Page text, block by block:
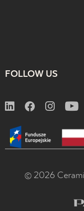
FOLLOW US
© 2026